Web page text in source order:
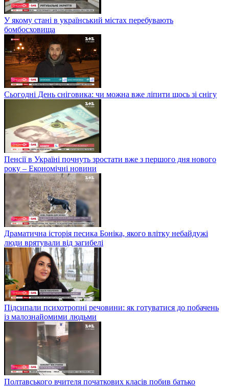
У якому стані в український містах перебувають
бомбосховища
Сьогодні День сніговика: чи можна вже ліпити щось зі снігу
Пенсії в Україні почнуть зростати вже з першого дня нового
року – Економічні новини
Драматична історія песика Боніка, якого влітку небайдужі
люди врятували від загибелі
Підсипали психотропні речовини: як готуватися до побачень
із малознайомими людьми
Полтавського вчителя початкових класів побив батько